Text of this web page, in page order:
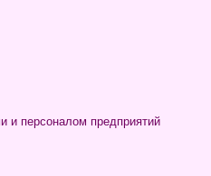
и персоналом предприятий